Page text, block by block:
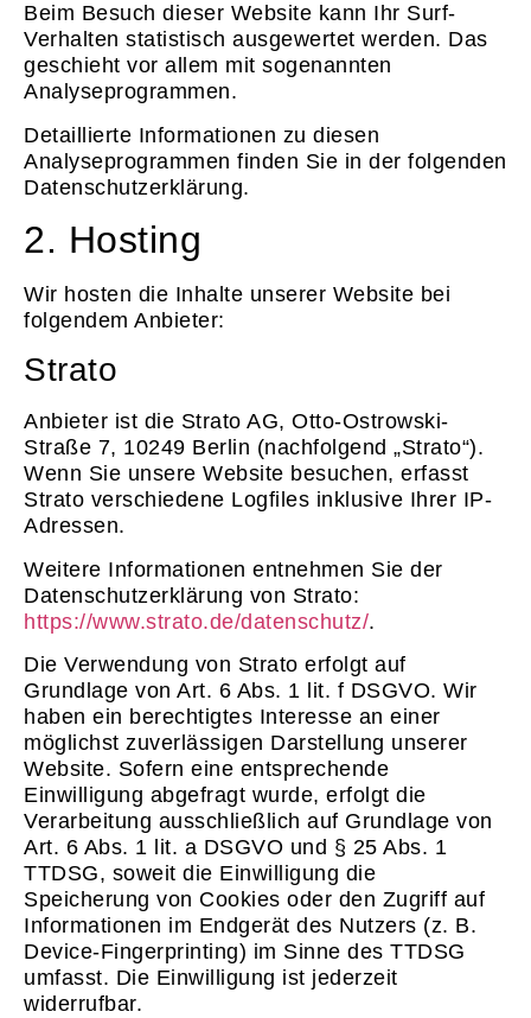
Beim Besuch dieser Website kann Ihr Surf-
Verhalten statistisch ausgewertet werden. Das
geschieht vor allem mit sogenannten
Analyseprogrammen.
Detaillierte Informationen zu diesen
Analyseprogrammen finden Sie in der folgenden
Datenschutzerklärung.
2. Hosting
Wir hosten die Inhalte unserer Website bei
folgendem Anbieter:
Strato
Anbieter ist die Strato AG, Otto-Ostrowski-
Straße 7, 10249 Berlin (nachfolgend „Strato“).
Wenn Sie unsere Website besuchen, erfasst
Strato verschiedene Logfiles inklusive Ihrer IP-
Adressen.
Weitere Informationen entnehmen Sie der
Datenschutzerklärung von Strato:
https://www.strato.de/datenschutz/.
Die Verwendung von Strato erfolgt auf
Grundlage von Art. 6 Abs. 1 lit. f DSGVO. Wir
haben ein berechtigtes Interesse an einer
möglichst zuverlässigen Darstellung unserer
Website. Sofern eine entsprechende
Einwilligung abgefragt wurde, erfolgt die
Verarbeitung ausschließlich auf Grundlage von
Art. 6 Abs. 1 lit. a DSGVO und § 25 Abs. 1
TTDSG, soweit die Einwilligung die
Speicherung von Cookies oder den Zugriff auf
Informationen im Endgerät des Nutzers (z. B.
Device-Fingerprinting) im Sinne des TTDSG
umfasst. Die Einwilligung ist jederzeit
widerrufbar.